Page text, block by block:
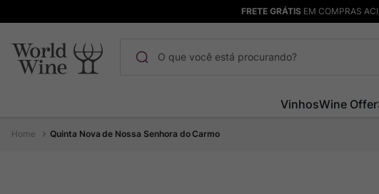
FRETE GRÁTISEM COMPRAS
VinhosWine Offer
Quinta Nova de Nossa Senhora do Carmo
1º Maçanita